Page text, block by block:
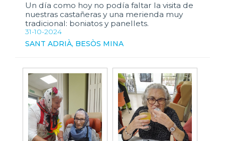
Un día como hoy no podía faltar la visita de
nuestras castañeras y una merienda muy
tradicional: boniatos y panellets.
31-10-2024
SANT ADRIÀ, BESÒS MINA